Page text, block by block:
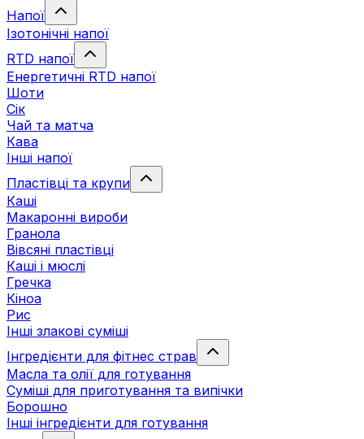
Напої
Ізотонічні напої
RTD напої
Енергетичні RTD напої
Шоти
Сік
Чай та матча
Кава
Інші напої
Пластівці та крупи
Каші
Макаронні вироби
Гранола
Вівсяні пластівці
Каші і мюслі
Гречка
Кіноа
Рис
Інші злакові суміші
Інгредієнти для фітнес страв
Масла та олії для готування
Суміші для приготування та випічки
Борошно
Інші інгредієнти для готування